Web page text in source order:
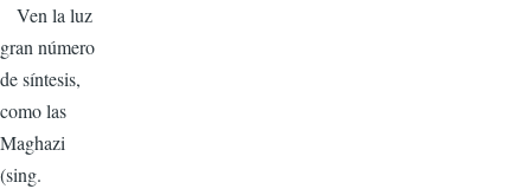
Ven la luz
gran número
de síntesis,
como las
Maghazi
(sing.